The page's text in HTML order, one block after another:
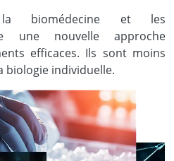
la biomédecine et les
une nouvelle approche
efficaces. Ils sont moins
biologie individuelle.